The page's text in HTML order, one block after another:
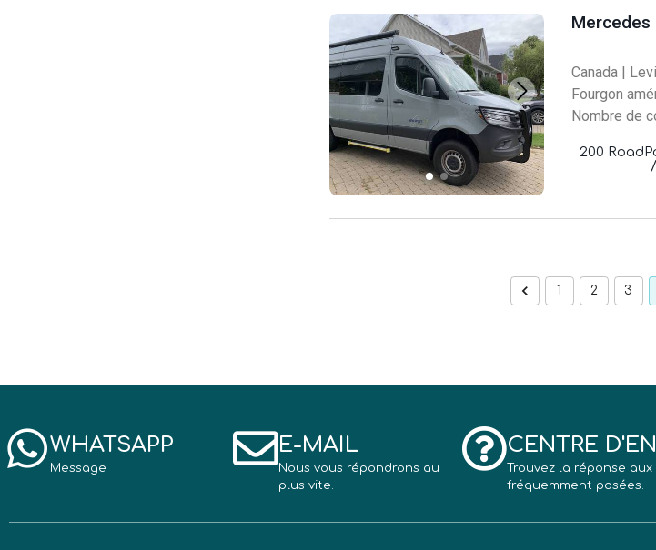
Canada|
Fourgon
Nombre de
200
1 2 3
WHATSAPP
Message
E-MAIL
Nous vous répondrons au
plus vite.
CENTRE
Trouvez la réponse
fréquemment posées.